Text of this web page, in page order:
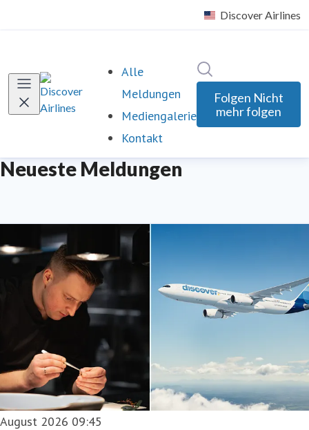
Alle
Meldungen
Mediengalerie
Kontakt
Folgen Nicht
mehr folgen
Neueste Meldungen
2026 09:45